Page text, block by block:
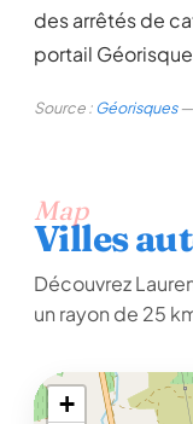
des arrêtés de
portail
Source :Géorisques—
Map
Villes
Découvrez
un rayon de 25
+